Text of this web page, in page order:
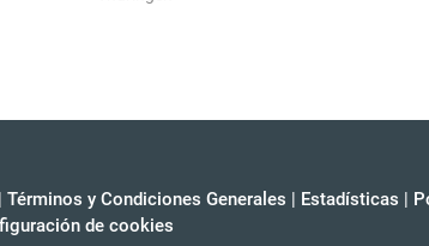
| Términos y Condiciones Generales | Estadísticas |
de cookies